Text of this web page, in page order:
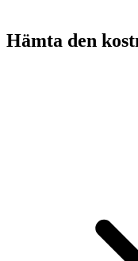
Hämta den